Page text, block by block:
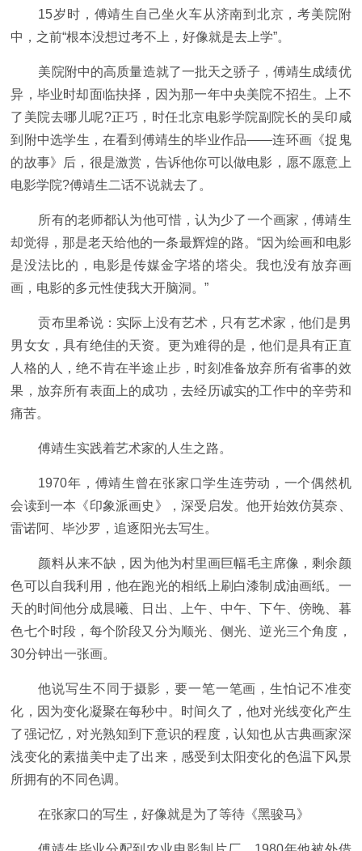
15岁时，傅靖生自己坐火车从济南到北京，考美院附
中，之前“根本没想过考不上，好像就是去上学”。
美院附中的高质量造就了一批天之骄子，傅靖生成绩优
异，毕业时却面临抉择，因为那一年中央美院不招生。上不
了美院去哪儿呢?正巧，时任北京电影学院副院长的吴印咸
到附中选学生，在看到傅靖生的毕业作品——连环画《捉鬼
的故事》后，很是激赏，告诉他你可以做电影，愿不愿意上
电影学院?傅靖生二话不说就去了。
所有的老师都认为他可惜，认为少了一个画家，傅靖生
却觉得，那是老天给他的一条最辉煌的路。“因为绘画和电影
是没法比的，电影是传媒金字塔的塔尖。我也没有放弃画
画，电影的多元性使我大开脑洞。”
贡布里希说：实际上没有艺术，只有艺术家，他们是男
男女女，具有绝佳的天资。更为难得的是，他们是具有正直
人格的人，绝不肯在半途止步，时刻准备放弃所有省事的效
果，放弃所有表面上的成功，去经历诚实的工作中的辛劳和
痛苦。
傅靖生实践着艺术家的人生之路。
1970年，傅靖生曾在张家口学生连劳动，一个偶然机
会读到一本《印象派画史》，深受启发。他开始效仿莫奈、
雷诺阿、毕沙罗，追逐阳光去写生。
颜料从来不缺，因为他为村里画巨幅毛主席像，剩余颜
色可以自我利用，他在跑光的相纸上刷白漆制成油画纸。一
天的时间他分成晨曦、日出、上午、中午、下午、傍晚、暮
色七个时段，每个阶段又分为顺光、侧光、逆光三个角度，
30分钟出一张画。
他说写生不同于摄影，要一笔一笔画，生怕记不准变
化，因为变化凝聚在每秒中。时间久了，他对光线变化产生
了强记忆，对光熟知到下意识的程度，认知也从古典画家深
浅变化的素描美中走了出来，感受到太阳变化的色温下风景
所拥有的不同色调。
在张家口的写生，好像就是为了等待《黑骏马》